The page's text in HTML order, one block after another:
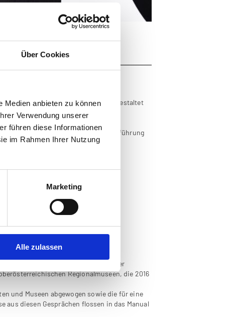
Über Cookies
Medien anbieten zu können
Verwendung unserer
führen diese Informationen
im Rahmen Ihrer Nutzung
Marketing
Alle zulassen
Blick zwar selbstverständlich, gestaltet
zu sein.
unter dem Dach des
um bei der Anbahnung und Durchführung
höheren Bildung sowie auf Basis der
Regionalmuseen, die 2016
und Museen abgewogen sowie die für eine
diesen Gesprächen flossen in das Manual